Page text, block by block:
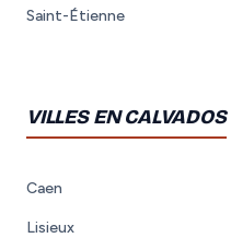
Saint-Étienne
VILLES EN CALVADOS
Caen
Lisieux